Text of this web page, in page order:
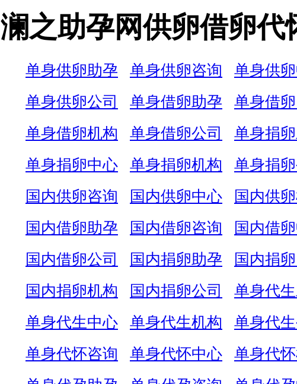
澜之助孕网供卵借卵代
单身供卵助孕 单身供卵咨询 单身供
单身供卵公司
单身借卵助孕 单身借
单身借卵机构
单身借卵公司 单身捐
单身捐卵中心
单身捐卵机构 单身捐卵
国内供卵咨询
国内供卵中心 国内供
国内借卵助孕
国内借卵咨询 国内借
国内借卵公司
国内捐卵助孕 国内捐
国内捐卵机构
国内捐卵公司 单身代
单身代生中心
单身代生机构 单身代生
单身代怀咨询
单身代怀中心 单身代